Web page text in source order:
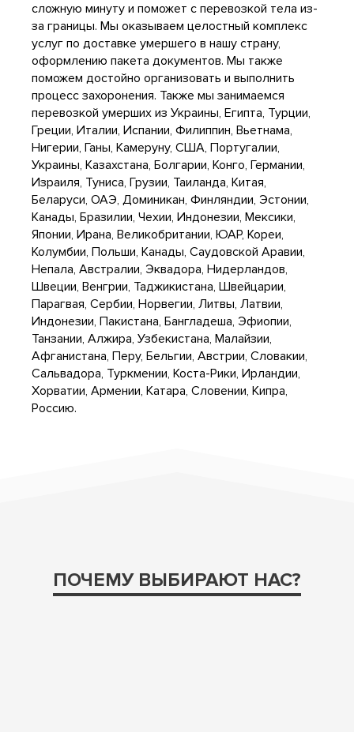
сложную минуту и поможет с перевозкой тела из-
за границы. Мы оказываем целостный комплекс
услуг по доставке умершего в нашу страну,
оформлению пакета документов. Мы также
поможем достойно организовать и выполнить
процесс захоронения. Также мы занимаемся
перевозкой умерших из Украины, Египта, Турции,
Греции, Италии, Испании, Филиппин, Вьетнама,
Нигерии, Ганы, Камеруну, США, Португалии,
Украины, Казахстана, Болгарии, Конго, Германии,
Израиля, Туниса, Грузии, Таиланда, Китая,
Беларуси, ОАЭ, Доминикан, Финляндии, Эстонии,
Канады, Бразилии, Чехии, Индонезии, Мексики,
Японии, Ирана, Великобритании, ЮАР, Кореи,
Колумбии, Польши, Канады, Саудовской Аравии,
Непала, Австралии, Эквадора, Нидерландов,
Швеции, Венгрии, Таджикистана, Швейцарии,
Парагвая, Сербии, Норвегии, Литвы, Латвии,
Индонезии, Пакистана, Бангладеша, Эфиопии,
Танзании, Алжира, Узбекистана, Малайзии,
Афганистана, Перу, Бельгии, Австрии, Словакии,
Сальвадора, Туркмении, Коста-Рики, Ирландии,
Хорватии, Армении, Катара, Словении, Кипра,
Россию.
ПОЧЕМУ ВЫБИРАЮТ НАС?